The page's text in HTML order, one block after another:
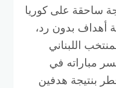
ساحقة على كوريا
أهداف بدون رد،
اللبناني
مباراته في
بنتيجة هدفين